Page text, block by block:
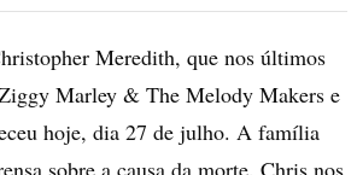
Meredith, que nos últimos
Marley & The Melody Makers e
hoje, dia 27 de julho. A família